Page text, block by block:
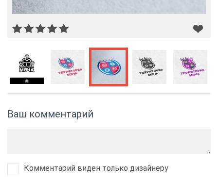
Ваш комментарий
Комментарий виден только дизайнеру